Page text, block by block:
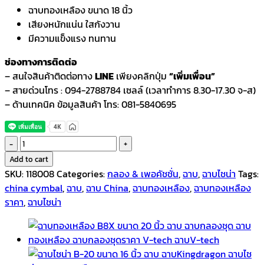
ฉาบทองเหลือง ขนาด 18 นิ้ว
เสียงหนักแน่น ใสกังวาน
มีความแข็งแรง ทนทาน
ช่องทางการติดต่อ
– สนใจสินค้าติดต่อทางLINE เพียงคลิกปุ่ม “เพิ่มเพื่อน”
– สายด่วนโทร : 094-2788784 เซลล์ (เวลาทำการ 8.30-17.30 จ-ส)
– ด้านเทคนิค ข้อมูลสินค้า โทร: 081-5840695
ฉาบ
ไช
น่า
B-
20
นิ้ว
quantity
Add to cart
SKU:118008Categories:กลอง & เพอคัชชั่น,ฉาบ,ฉาบไชน่า Tags:
china cymbal,ฉาบ,ฉาบ China,ฉาบทองเหลือง,ฉาบทองเหลือง
ราคา,ฉาบไชน่า